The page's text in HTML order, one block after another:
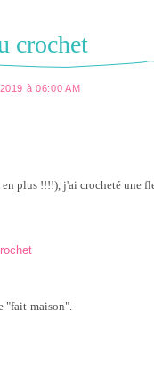
crochet
à 06:00 AM
plus !!!!), j'ai crocheté une
"fait-maison".